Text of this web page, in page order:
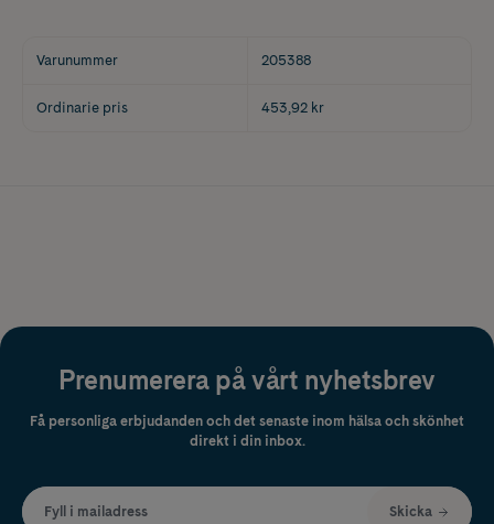
Varunummer 205388
Ordinarie pris 453,92 kr
Prenumerera på vårt nyhetsbrev
Få personliga erbjudanden och det senaste inom hälsa och skönhet
direkt i din inbox.
Fyll i mailadress Skicka